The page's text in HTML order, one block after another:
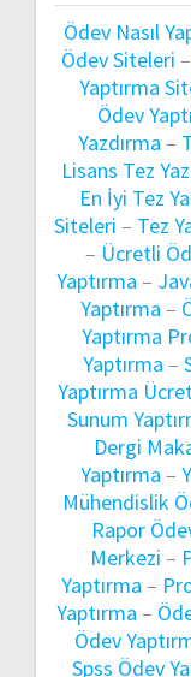
Ödev Nasıl
Ödev Siteleri –
Yaptırma
Ödev
Yazdırma –
Lisans Tez
En İyi Tez
Siteleri – Tez
– Ücretli
Yaptırma –
Yaptırma –
Yaptırma
Yaptırma –
Yaptırma
Sunum
Dergi
Yaptırma –
Mühendislik
Rapor
Merkezi –
Yaptırma –
Yaptırma –
Ödev
Spss Ödev